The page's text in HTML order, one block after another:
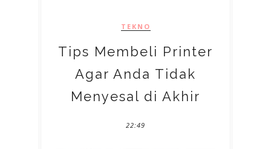
TEKNO
Tips Membeli Printer
Agar Anda Tidak
Menyesal di Akhir
22:49